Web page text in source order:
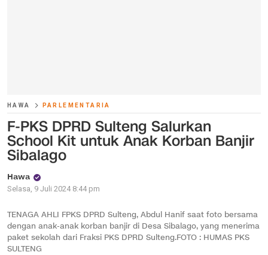
HAWA PARLEMENTARIA
F-PKS DPRD Sulteng Salurkan
School Kit untuk Anak Korban Banjir
Sibalago
Hawa
Selasa, 9 Juli 2024 8:44 pm
TENAGA AHLI FPKS DPRD Sulteng, Abdul Hanif saat foto bersama
dengan anak-anak korban banjir di Desa Sibalago, yang menerima
paket sekolah dari Fraksi PKS DPRD Sulteng.FOTO : HUMAS PKS
SULTENG